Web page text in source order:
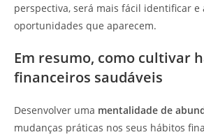
perspectiva, será mais fácil identificar e
oportunidades que aparecem.
Em resumo, como cultivar
financeiros saudáveis
Desenvolver uma mentalidade de
mudanças práticas nos seus hábitos